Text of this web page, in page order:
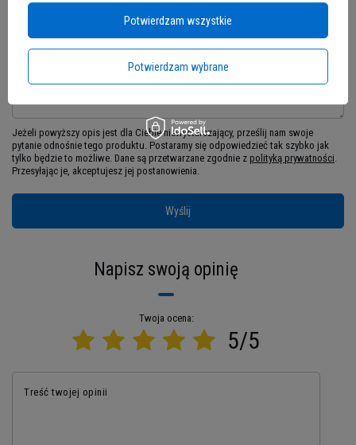
siłowych. Wykonany z wysokiej jakości neoprenu,
gwarantuje trwałość i elastyczność, jednocześnie
zabezpieczając dolną część pleców i mięśnie
brzucha. Poszerzona część środkowa o
szerokości 15 cm, połączona z regulowaną
taśmą o szerokości 5 cm, zapewnia doskonałe
dopasowanie do indywidualnej budowy ciała,
niezależnie od intensywności treningu.
Zabezpiecz swój kręgosłup
podczas każdego treningu!
w plecach po intensywnym treningu siłowym?
Możesz być jednym z tysięcy entuzjastów
fitnessu, którzy każdego dnia ryzykują kontuzją,
wykonując ciężkie ćwiczenia bez odpowiedniego
wsparcia dla kręgosłupa. Statystyki nie kłamią -
ponad 70% osób trenujących z ciężarami
doświadcza dyskomfortu w dolnej części pleców,
a 30% z nich musi przerwać treningi z powodu
Pytanie
Jeżeli powyższy opis jest dla Ciebie niewystarczający, prześlij nam swoje
pytanie odnośnie tego produktu. Postaramy się odpowiedzieć tak szybko jak
tylko będzie to możliwe. Dane są przetwarzane zgodnie z polityką prywatności
Przesyłając je, akceptujesz jej postanowienia.
Wyślij
Napisz swoją opinię
Twoja ocena:
5/5
Treść twojej opinii
Potwierdzam wybrane
Potwierdzam wszystkie